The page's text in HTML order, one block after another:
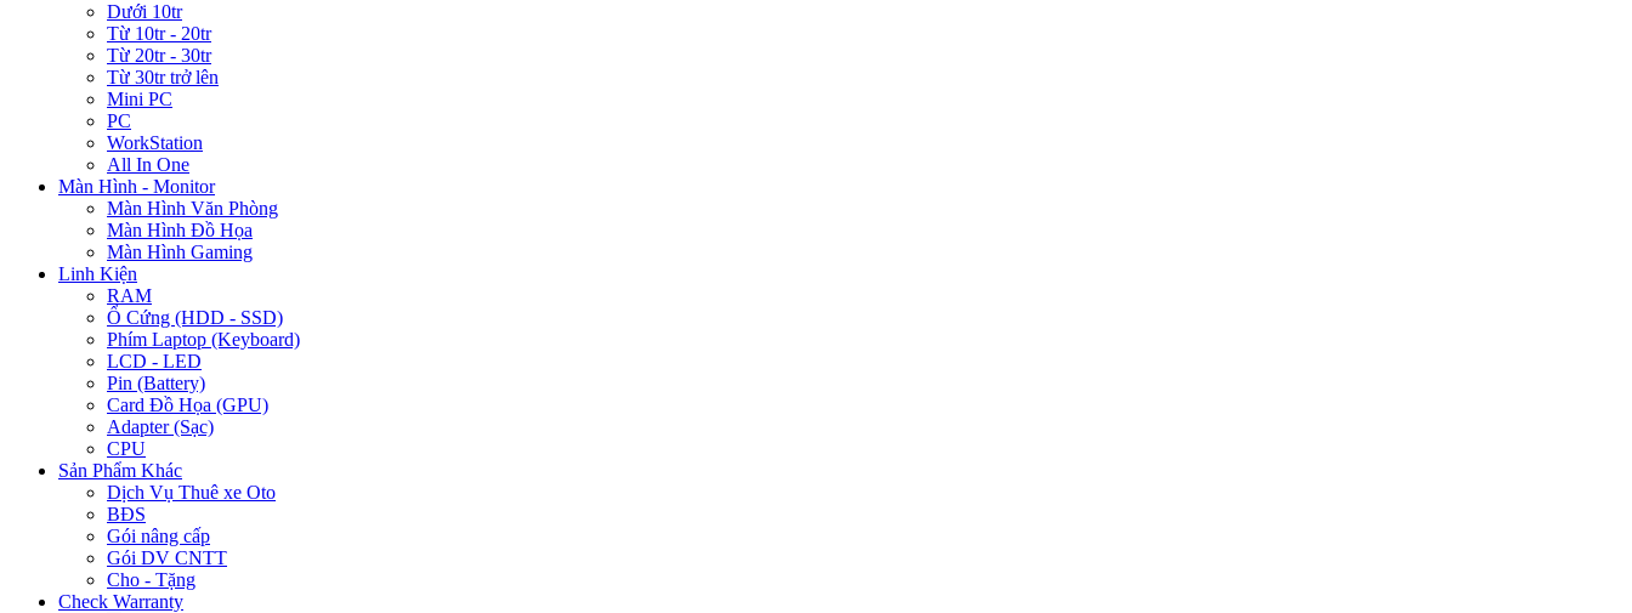
Dưới 10tr
Từ 10tr - 20tr
Từ 20tr - 30tr
Từ 30tr trở lên
Mini PC
PC
WorkStation
All In One
Màn Hình - Monitor
Màn Hình Văn Phòng
Màn Hình Đồ Họa
Màn Hình Gaming
Linh Kiện
RAM
Ổ Cứng (HDD - SSD)
Phím Laptop (Keyboard)
LCD - LED
Pin (Battery)
Card Đồ Họa (GPU)
Adapter (Sạc)
CPU
Sản Phẩm Khác
Dịch Vụ Thuê xe Oto
BĐS
Gói nâng cấp
Gói DV CNTT
Cho - Tặng
Check Warranty